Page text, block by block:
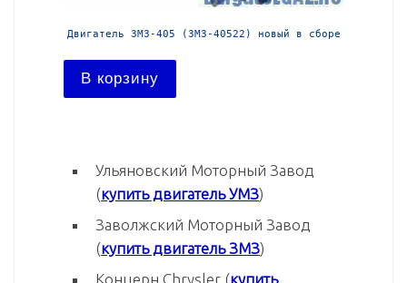
Двигатель ЗМЗ-405 (ЗМЗ-40522) новый в сборе
В корзину
Ульяновский Моторный Завод
(купить двигатель УМЗ)
Заволжский Моторный Завод
(купить двигатель ЗМЗ)
Концерн Chrysler (купить